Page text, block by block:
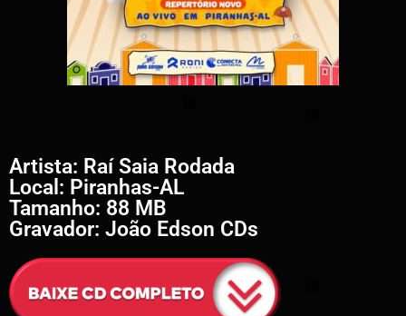
Artista: Raí Saia Rodada
Local: Piranhas-AL
Tamanho: 88 MB
Gravador: João Edson CDs